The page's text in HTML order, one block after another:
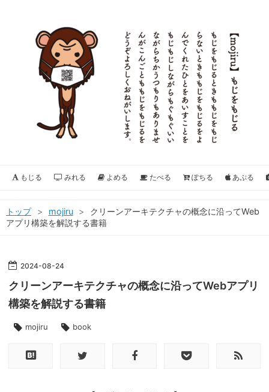
もじる みれる よめる たべる ぽちる あぷる
トップ > mojiru >
クリーンアーキテクチャの概念に沿ってWeb
アプリ構築を解説する書籍
2024-08-24
クリーンアーキテクチャの概念に沿ってWebアプリ
構築を解説する書籍
mojiru book